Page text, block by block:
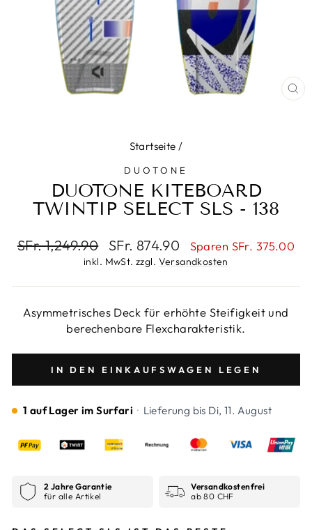
Startseite /
DUOTONE
DUOTONE KITEBOARD
TWINTIP SELECT SLS - 138
Normaler
SFr. 1,249.90 Sonderpreis
SFr. 874.90 Sparen SFr. 375.00
inkl. MwSt. zzgl. Versandkosten
Asymmetrisches Deck für erhöhte Steifigkeit und
berechenbare Flexcharakteristik.
IN DEN EINKAUFSWAGEN LEGEN
1 auf Lager im Surfari · Lieferung bis Di, 11. August
2 Jahre Garantie
für alle Artikel
Versandkostenfrei
ab 80 CHF